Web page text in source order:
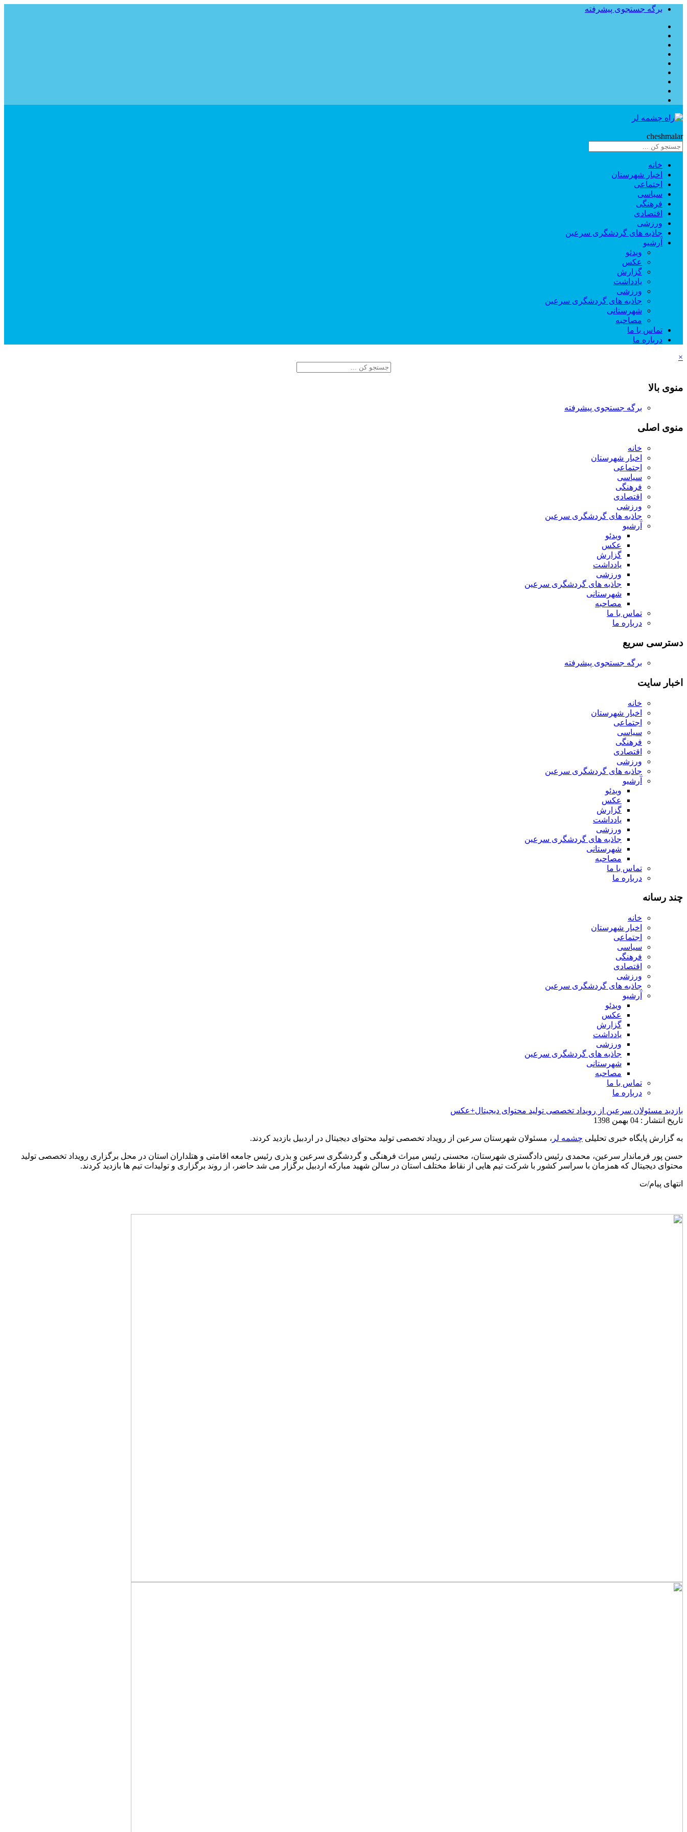
برگه جستجوی پیشرفته
cheshmalar
خانه
اخبار شهرستان
اجتماعی
سیاسی
فرهنگی
اقتصادی
ورزشی
جاذبه های گردشگری سرعین
آرشیو
ویدئو
عکس
گزارش
یادداشت
ورزشی
جاذبه های گردشگری سرعین
شهرستانی
مصاحبه
تماس با ما
درباره ما
×
منوی بالا
برگه جستجوی پیشرفته
منوی اصلی
خانه
اخبار شهرستان
اجتماعی
سیاسی
فرهنگی
اقتصادی
ورزشی
جاذبه های گردشگری سرعین
آرشیو
ویدئو
عکس
گزارش
یادداشت
ورزشی
جاذبه های گردشگری سرعین
شهرستانی
مصاحبه
تماس با ما
درباره ما
دسترسی سریع
برگه جستجوی پیشرفته
اخبار سایت
خانه
اخبار شهرستان
اجتماعی
سیاسی
فرهنگی
اقتصادی
ورزشی
جاذبه های گردشگری سرعین
آرشیو
ویدئو
عکس
گزارش
یادداشت
ورزشی
جاذبه های گردشگری سرعین
شهرستانی
مصاحبه
تماس با ما
درباره ما
چند رسانه
خانه
اخبار شهرستان
اجتماعی
سیاسی
فرهنگی
اقتصادی
ورزشی
جاذبه های گردشگری سرعین
آرشیو
ویدئو
عکس
گزارش
یادداشت
ورزشی
جاذبه های گردشگری سرعین
شهرستانی
مصاحبه
تماس با ما
درباره ما
بازدید مسئولان سرعین از رویداد تخصصی تولید محتوای دیجیتال+عکس
تاریخ انتشار : 04 بهمن 1398
به گزارش پایگاه خبری تحلیلی چشمه لر ، مسئولان شهرستان سرعین از رویداد تخصصی تولید محتوای دیجیتال در اردبیل بازدید کردند.
حسن پور فرماندار سرعین، محمدی رئیس دادگستری شهرستان، محسنی رئیس میراث فرهنگی و گردشگری سرعین و بذری رئیس جامعه اقامتی و هتلداران استان در محل برگزاری رویداد تخصصی تولید
محتوای دیجیتال که همزمان با سراسر کشور با شرکت تیم هایی از نقاط مختلف استان در سالن شهید مبارکه اردبیل برگزار می شد حاضر، از روند برگزاری و تولیدات تیم ها بازدید کردند.
انتهای پیام/ت